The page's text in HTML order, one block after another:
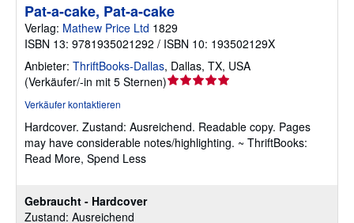
Gebraucht - Hardcover
Zustand: Ausreichend
Pat-a-cake, Pat-a-cake
Verlag: Mathew Price Ltd 1829
ISBN 13: 9781935021292 / ISBN 10: 193502129X
Anbieter: ThriftBooks-Dallas, Dallas, TX, USA
(Verkäufer/-in mit 5 Sternen)Verkäuferbewertung
5
Sternen
Verkäufer kontaktieren
Hardcover. Zustand: Ausreichend. Readable copy. Pages
may have considerable notes/highlighting. ~ ThriftBooks:
Read More, Spend Less